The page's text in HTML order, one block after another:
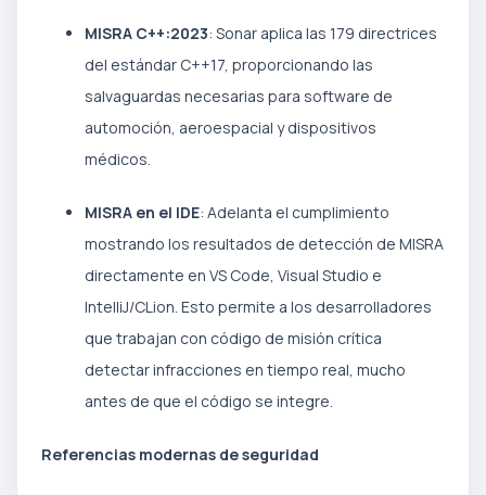
MISRA C++:2023: Sonar aplica las 179 directrices
del estándar C++17, proporcionando las
salvaguardas necesarias para software de
automoción, aeroespacial y dispositivos
médicos.
MISRA en el IDE: Adelanta el cumplimiento
mostrando los resultados de detección de MISRA
directamente en VS Code, Visual Studio e
IntelliJ/CLion. Esto permite a los desarrolladores
que trabajan con código de misión crítica
detectar infracciones en tiempo real, mucho
antes de que el código se integre.
Referencias modernas de seguridad